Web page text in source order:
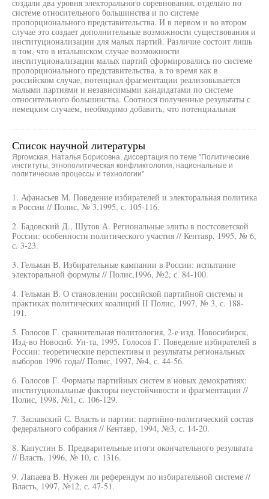
создали два уровня электорального соревнования, отдельно по
системе относительного большинства и по системе
пропорционального представительства. И в первом и во втором
случае это создает дополнительные возможности существования и
институционализации для малых партий. Различие состоит лишь
в том, что в итальянском случае возможности
институционализации малых партий сформировались по системе
пропорционального представительства, в то время как в
российском случае, потенциал фрагментации реализовывается
малыми партиями и независимыми кандидатами по системе
относительного большинства. Соотнося полученные результаты с
немецким случаем, необходимо добавить, что потенциальная
Список научной литературы
Яргомская, Наталья Борисовна, диссертация по теме "Политические
институты, этнополитическая конфликтология, национальные и
политические процессы и технологии"
1. Афанасьев М. Поведение избирателей и электоральная политика
в России // Полис, № 3,1995, с. 105-116.
2. Бадовский Д., Шутов А. Региональные элиты в постсоветской
России: особенности политического участия // Кентавр, 1995, № 6,
с. 3-23.
3. Гельман В. Избирательные кампании в России: испытание
электоральной формулы // Полис,1996, №2, с. 84-100.
4. Гельман В. О становлении российской партийной системы и
практиках политических коалиций II Полис, 1997, № 3, с. 188-
191.
5. Голосов Г. сравнительная политология, 2-е изд. Новосибирск,
Изд-во Новосиб. Ун-та, 1995. Голосов Г. Поведение избирателей в
России: теоретические перспективы и результаты региональных
выборов 1996 года// Полис, 1997, №4, с. 44-56.
6. Голосов Г. Форматы партийных систем в новых демократиях:
институциональные факторы неустойчивости и фрагментации //
Полис, 1998, №1, с. 106-129.
7. Заславский С. Власть и партии: партийно-политический состав
федерального собрания // Кентавр, 1994, №3, с. 14-20.
8. Капустин Б. Предварительные итоги окончательного результата
// Власть, 1996, № 10, с. 1316.
9. Лапаева В. Нужен ли референдум по избирательной системе //
Власть, 1997, №12, с. 47-51.